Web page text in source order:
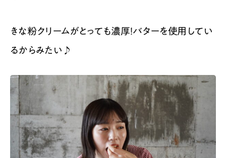
きな粉クリームがとっても濃厚！バターを使用してい
るからみたい♪